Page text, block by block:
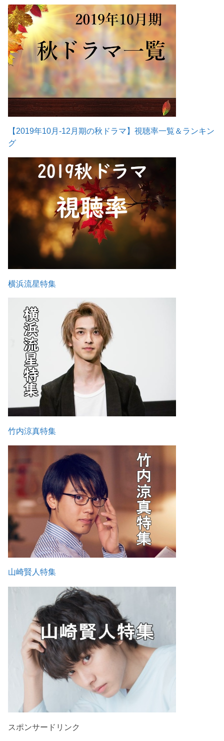
【2019年10月-12月期の秋ドラマ】視聴率一覧＆ランキン
グ
横浜流星特集
竹内涼真特集
山崎賢人特集
スポンサードリンク